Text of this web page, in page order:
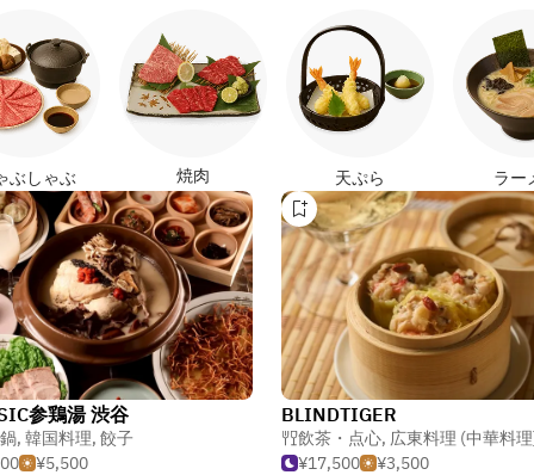
ぶしゃぶ 焼肉 天ぷら ラー
参鶏湯 渋谷
, 韓国料理, 餃子
¥5,500
BLINDTIGER
飲茶・点心, 広東料理 (中華料
¥17,500
¥3,500